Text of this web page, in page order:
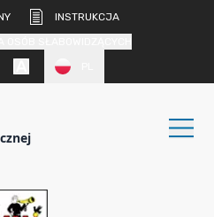
INSTRUKCJA